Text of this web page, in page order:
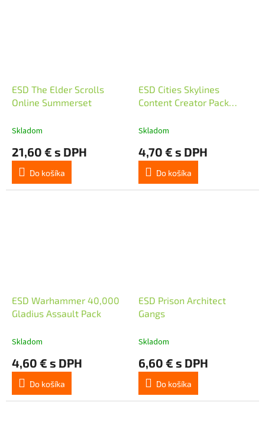
ESD The Elder Scrolls
Online Summerset
Skladom
21,60 € s DPH
Do košíka
ESD Cities Skylines
Content Creator Pack
Skladom
4,70 € s DPH
Do košíka
ESD Warhammer 40,000
Gladius Assault Pack
Skladom
4,60 € s DPH
Do košíka
ESD Prison Architect
Gangs
Skladom
6,60 € s DPH
Do košíka